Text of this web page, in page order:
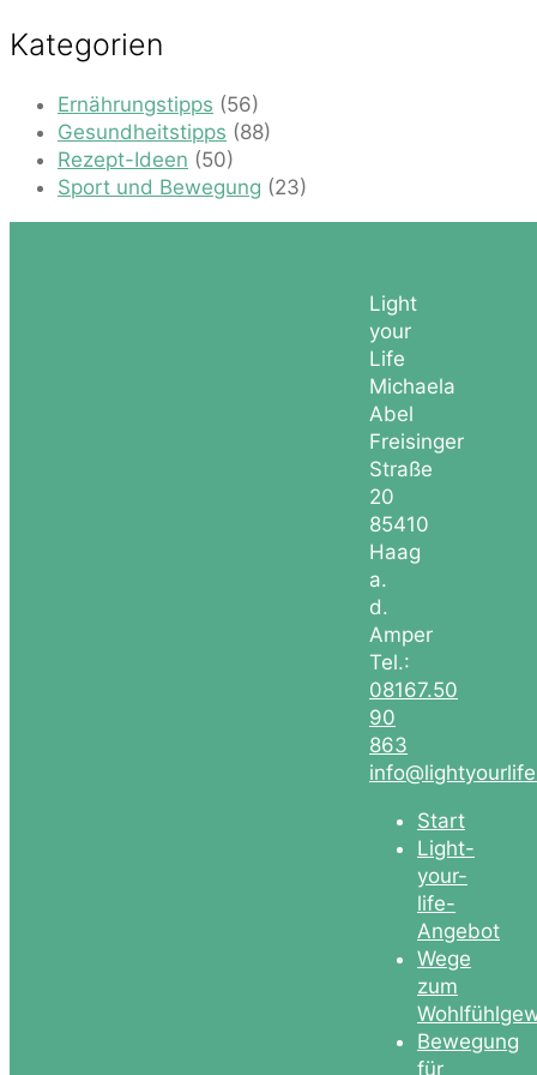
Kategorien
Ernährungstipps (56)
Gesundheitstipps (88)
Rezept-Ideen (50)
Sport und Bewegung (23)
Light
your
Life
Michaela
Abel
Freisinger
Straße
20
85410
Haag
a.
d.
Amper
Tel.:
08167.50
90
863
Start
Light-
your-
life-
Angebot
Wege
zum
Bewegung
für